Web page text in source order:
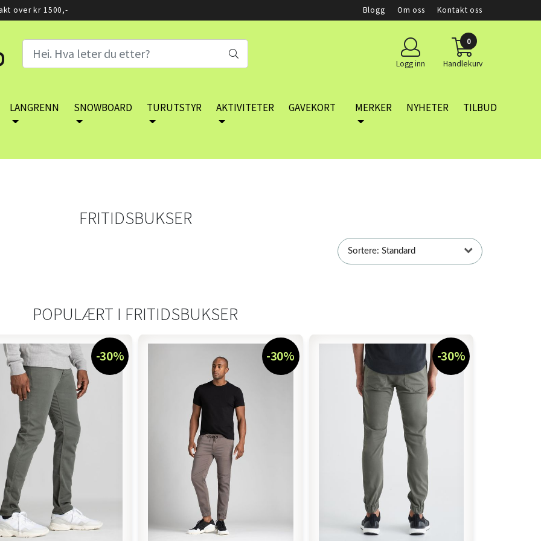
over kr 1500,- Blogg Om oss Kontakt oss
Logg inn
0
Handlekurv
LANGRENN SNOWBOARD TURUTSTYR AKTIVITETER GAVEKORT MERKER NYHETER TILBUD
FRITIDSBUKSER
Sortere: Standard
POPULÆRT I FRITIDSBUKSER
-30% -30% -30%